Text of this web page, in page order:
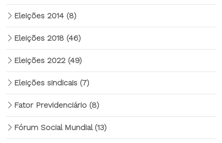
Eleições 2014 (8)
Eleições 2018 (46)
Eleições 2022 (49)
Eleições sindicais (7)
Fator Previdenciário (8)
Fórum Social Mundial (13)